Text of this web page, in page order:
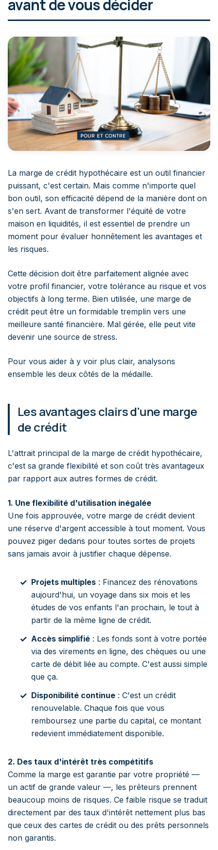
avant de vous décider
La marge de crédit hypothécaire est un outil financier
puissant, c'est certain. Mais comme n'importe quel
bon outil, son efficacité dépend de la manière dont on
s'en sert. Avant de transformer l'équité de votre
maison en liquidités, il est essentiel de prendre un
moment pour évaluer honnêtement les avantages et
les risques.
Cette décision doit être parfaitement alignée avec
votre profil financier, votre tolérance au risque et vos
objectifs à long terme. Bien utilisée, une marge de
crédit peut être un formidable tremplin vers une
meilleure santé financière. Mal gérée, elle peut vite
devenir une source de stress.
Pour vous aider à y voir plus clair, analysons
ensemble les deux côtés de la médaille.
Les avantages clairs d'une marge
de crédit
L'attrait principal de la marge de crédit hypothécaire,
c'est sa grande flexibilité et son coût très avantageux
par rapport aux autres formes de crédit.
1. Une flexibilité d'utilisation inégalée
Une fois approuvée, votre marge de crédit devient
une réserve d'argent accessible à tout moment. Vous
pouvez piger dedans pour toutes sortes de projets
sans jamais avoir à justifier chaque dépense.
Projets multiples : Financez des rénovations
aujourd'hui, un voyage dans six mois et les
études de vos enfants l'an prochain, le tout à
partir de la même ligne de crédit.
Accès simplifié : Les fonds sont à votre portée
via des virements en ligne, des chèques ou une
carte de débit liée au compte. C'est aussi simple
que ça.
Disponibilité continue : C'est un crédit
renouvelable. Chaque fois que vous
remboursez une partie du capital, ce montant
redevient immédiatement disponible.
2. Des taux d'intérêt très compétitifs
Comme la marge est garantie par votre propriété —
un actif de grande valeur —, les prêteurs prennent
beaucoup moins de risques. Ce faible risque se traduit
directement par des taux d'intérêt nettement plus bas
que ceux des cartes de crédit ou des prêts personnels
non garantis.